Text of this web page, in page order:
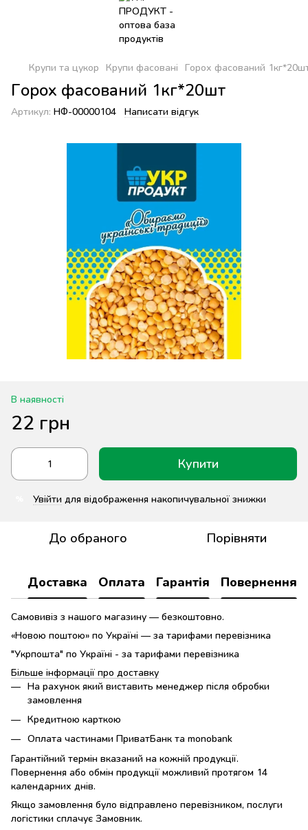
Крупи та цукор Крупи фасовані Горох фасований
Горох фасований 1кг*20шт
Артикул: НФ-00000104 Написати відгук
В наявності
22 грн
Купити
Увійти для відображення накопичувальної знижки
До обраного Порівняти
Доставка Оплата Гарантія Повернення
Самовивіз з нашого магазину — безкоштовно.
«Новою поштою» по Україні — за тарифами перевізника
"Укрпошта" по Україні - за тарифами перевізника
Більше інформації про доставку
На рахунок який виставить менеджер після обробки
замовлення
Кредитною карткою
Оплата частинами ПриватБанк та monobank
Гарантійний термін вказаний на кожній продукції.
Повернення або обмін продукції можливий протягом 14
календарних днів.
Якщо замовлення було відправлено перевізником, послуги
логістики сплачує Замовник.